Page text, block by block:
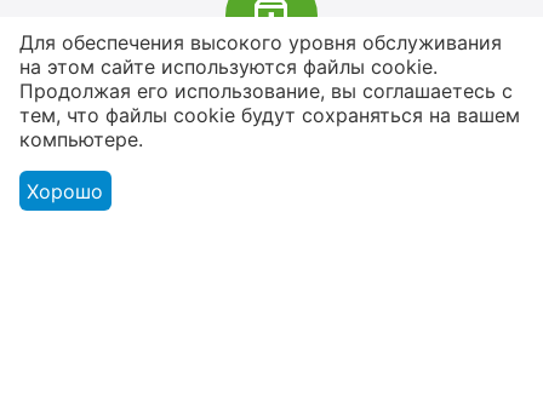
В наличии более 4000 наименований
товаров
От расходников до сценического
Для обеспечения высокого уровня обслуживания
на этом сайте используются файлы cookie.
Продолжая его использование, вы соглашаетесь с
тем, что файлы cookie будут сохраняться на вашем
компьютере.
Хорошо